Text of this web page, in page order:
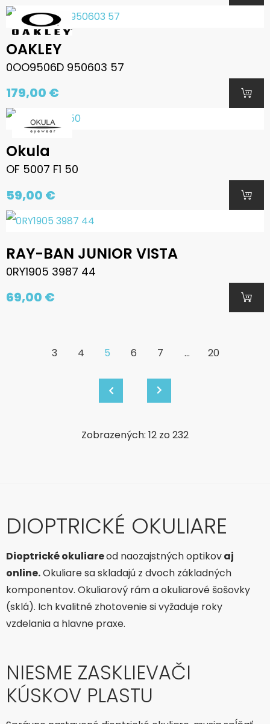
OAKLEY
0OO9506D 950603 57
179,00 €
Okula
OF 5007 F1 50
59,00 €
RAY-BAN JUNIOR VISTA
0RY1905 3987 44
69,00 €
Zobrazených: 12 zo 232
3 4 5 6 7 ... 20
DIOPTRICKÉ OKULIARE
Dioptrické okuliareod naozajstných optikovaj
online.Okuliare sa skladajú z dvoch základných
komponentov. Okuliarový rám a okuliarové šošovky
(sklá). Ich kvalitné zhotovenie si vyžaduje roky
vzdelania a hlavne praxe.
NIESME ZASKLIEVAČI
KÚSKOV PLASTU